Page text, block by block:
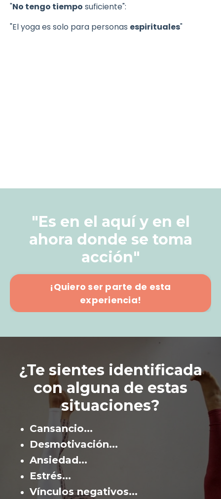
"No tengo tiempo suficiente":
"El yoga es solo para personas espirituales"
"Es en el aquí y en el
ahora donde se toma
acción"
¡Quiero ser parte de esta
experiencia!
¿Te sientes identificada
con alguna de estas
situaciones?
Cansancio...
Desmotivación...
Ansiedad...
Estrés...
Vínculosnegativos...